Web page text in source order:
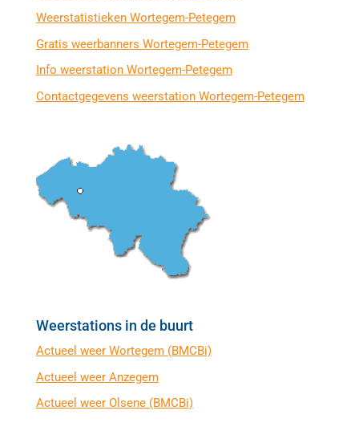
Weerstatistieken Wortegem-Petegem
Gratis weerbanners Wortegem-Petegem
Info weerstation Wortegem-Petegem
Contactgegevens weerstation Wortegem-Petegem
Weerstations in de buurt
Actueel weer Wortegem (BMCBi)
Actueel weer Anzegem
Actueel weer Olsene (BMCBi)